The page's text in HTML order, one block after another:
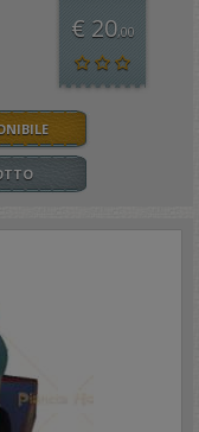
€ 20,00